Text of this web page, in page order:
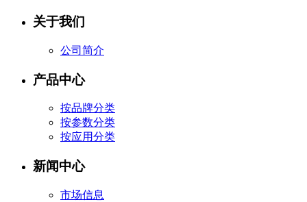
关于我们
公司简介
产品中心
按品牌分类
按参数分类
按应用分类
新闻中心
市场信息